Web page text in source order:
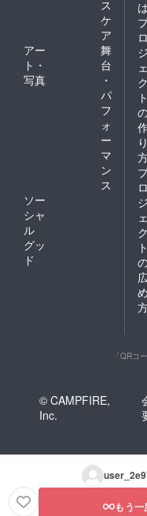
ス
ケ
ア
アー
ト・
写真
舞
台
・
パ
フ
ォ
ー
マ
ン
ス
ソー
シャ
ル
グッ
ド
は
ロ
ジ
ェ
ク
ト
り
ロ
ジ
ェ
ク
ト
め
「QRコ
© CAMPFIRE,
Inc.
もう